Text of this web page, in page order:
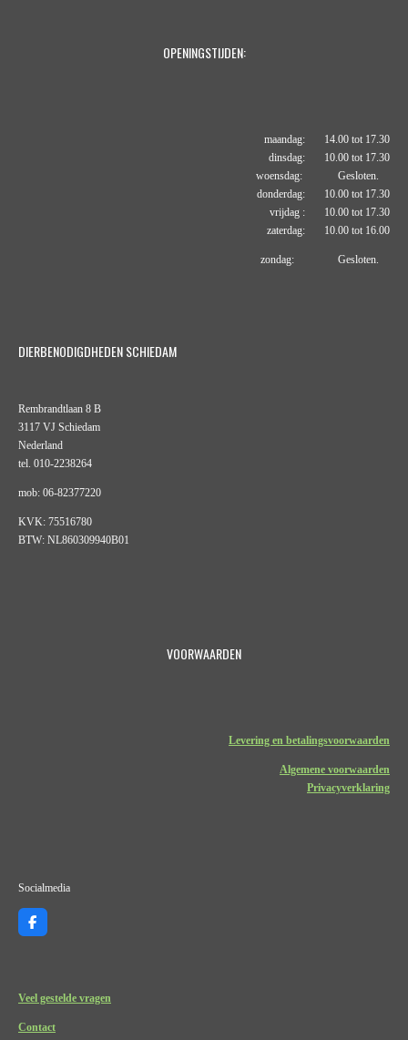
OPENINGSTIJDEN:
maandag: 14.00 tot 17.30
dinsdag: 10.00 tot 17.30
woensdag: Gesloten.
donderdag: 10.00 tot 17.30
vrijdag : 10.00 tot 17.30
zaterdag: 10.00 tot 16.00
zondag: Gesloten.
DIERBENODIGDHEDEN SCHIEDAM
Rembrandtlaan 8 B
3117 VJ Schiedam
Nederland
tel. 010-2238264
mob: 06-82377220
KVK: 75516780
BTW: NL860309940B01
VOORWAARDEN
Levering en betalingsvoorwaarden
Algemene voorwaarden
Privacyverklaring
Socialmedia
F
a
o
o
Veel gestelde vragen
Contact